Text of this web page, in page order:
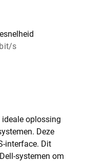
s
oplossing
Deze
interface. Dit
systemen om